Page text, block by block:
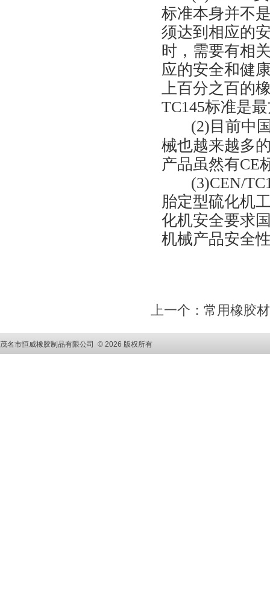
标准本身并不
须达到相应的
时，需要有相
应的安全和健
上百分之百的
TC145标准是
(2)目前中
械也越来越多
产品虽然有CE
(3)CEN/
胎定型硫化机
化机安全要求
机械产品安全
上一个：常用橡胶
茂名市恒威橡胶制品有限